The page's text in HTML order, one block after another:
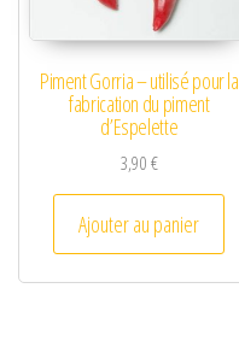
Piment Gorria – utilisé pour la
fabrication du piment
d’Espelette
3,90€
Ajouter au panier